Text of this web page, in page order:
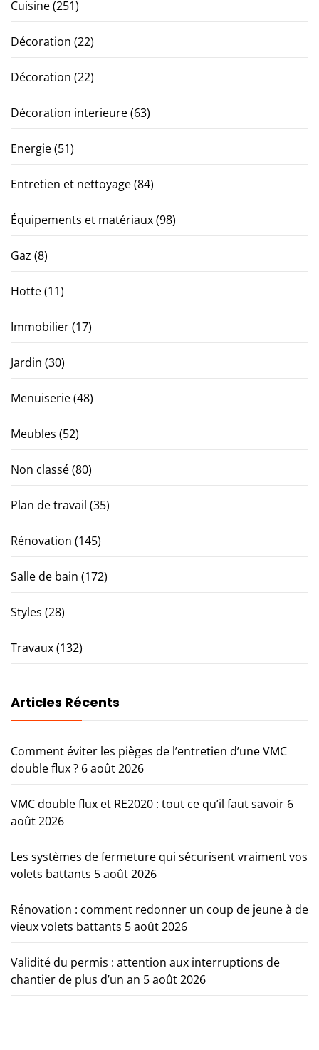
Cuisine(251)
Décoration (22)
Décoration (22)
Décoration interieure(63)
Energie(51)
Entretien et nettoyage(84)
Équipements et matériaux(98)
Gaz (8)
Hotte(11)
Immobilier(17)
Jardin (30)
Menuiserie(48)
Meubles (52)
Non classé(80)
Plan de travail (35)
Rénovation (145)
Salle de bain (172)
Styles (28)
Travaux(132)
Articles Récents
Comment éviter les pièges de l’entretien d’une VMC
double flux ? 6 août 2026
VMC double flux et RE2020 : tout ce qu’il faut savoir 6
août 2026
Les systèmes de fermeture qui sécurisent vraiment vos
volets battants 5 août 2026
Rénovation : comment redonner un coup de jeune à de
vieux volets battants 5 août 2026
Validité du permis : attention aux interruptions de
chantier de plus d’un an 5 août 2026